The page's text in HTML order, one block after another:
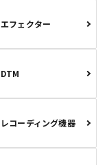
エフェクター
DTM
レコーディング機器